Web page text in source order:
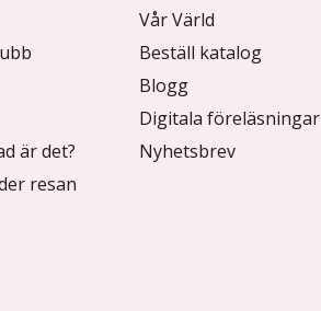
är det?
resan
Vår Värld
Beställ katalog
Blogg
Digitala föreläsningar
Nyhetsbrev